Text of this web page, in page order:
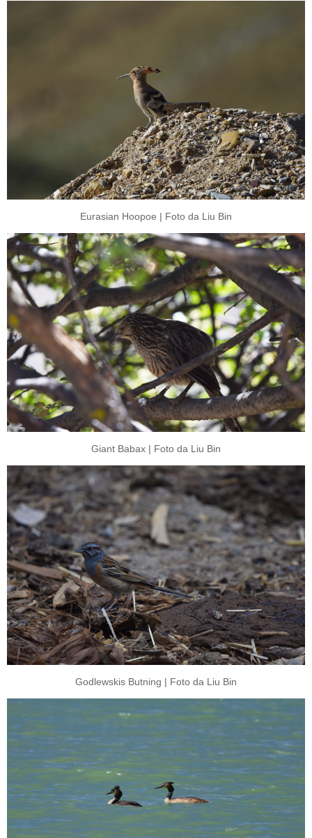
Eurasian Hoopoe | Foto da Liu Bin
Giant Babax | Foto da Liu Bin
Godlewskis Butning | Foto da Liu Bin